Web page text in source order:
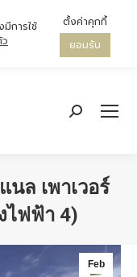
Search:
นล เพาเวอร์
ไฟฟ้า 4)
Feb
มีการใช้
ตั้งค่าคุกกี้
ยอมรับ